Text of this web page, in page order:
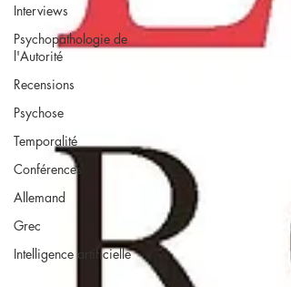
Interviews
Psychopathologie de
l'Autorité
Recensions
Psychose
Temporalité
Conférences
Allemand
Grec
Intelligence artificielle